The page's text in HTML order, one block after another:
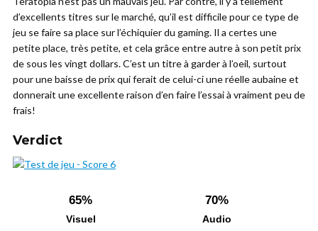
d’excellents titres sur le marché, qu’il est difficile pour ce type de
jeu se faire sa place sur l’échiquier du gaming. Il a certes une
petite place, très petite, et cela grâce entre autre à son petit prix
de sous les vingt dollars. C’est un titre à garder à l’oeil, surtout
pour une baisse de prix qui ferait de celui-ci une réelle aubaine et
donnerait une excellente raison d’en faire l’essai à vraiment peu de
frais!
Verdict
65%
Visuel
70%
Audio